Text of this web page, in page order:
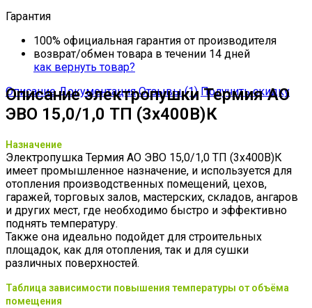
Гарантия
100% официальная гарантия от производителя
возврат/обмен товара в течении 14 дней
как вернуть товар?
Описание Документация Отзывы (1) Получить скидку
Описание электропушки Термия АО
ЭВО 15,0/1,0 ТП (3х400В)К
Назначение
Электропушка Термия АО ЭВО 15,0/1,0 ТП (3х400В)К
имеет промышленное назначение, и используется для
отопления производственных помещений, цехов,
гаражей, торговых залов, мастерских, складов, ангаров
и других мест, где необходимо быстро и эффективно
поднять температуру.
Также она идеально подойдет для строительных
площадок, как для отопления, так и для сушки
различных поверхностей.
Таблица зависимости повышения температуры от объёма
помещения